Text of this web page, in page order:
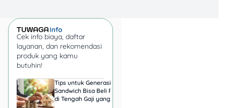
Lupa password? Klik
“Lupa Kata Sandi?”
buat reset via OTP
Kalau sudah login,
langsung pilih
transportasi & lanjut
reservasi tiket!
Cek info biaya, daftar
layanan, dan rekomendasi
produk yang kamu
butuhin!
Tips untuk Generasi
Sandwich Bisa Beli Rumah
di Tengah Gaji yang